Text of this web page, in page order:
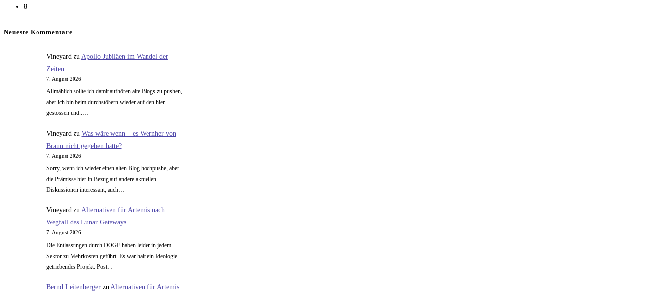
8
Neueste Kommentare
Vineyardzu Apollo Jubiläen im Wandel der
Zeiten
7. August 2026
Allmählich sollte ich damit aufhören alte Blogs zu pushen,
aber ich bin beim durchstöbern wieder auf den hier
gestossen und..…
Vineyard zu Was wäre wenn – es Wernher von
Braun nicht gegeben hätte?
7. August 2026
Sorry, wenn ich wieder einen alten Blog hochpushe, aber
die Prämisse hier in Bezug auf andere aktuellen
Diskussionen interessant, auch…
Vineyardzu Alternativen für Artemis nach
Wegfall des Lunar Gateways
7. August 2026
Die Entlassungen durch DOGE haben leider in jedem
Sektor zu Mehrkosten geführt. Es war halt ein Ideologie
getriebendes Projekt. Post…
Bernd Leitenbergerzu Alternativen für Artemis